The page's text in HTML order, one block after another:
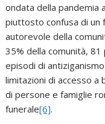
ondata della pandemia
piuttosto confusa di un
autorevole della
35% della comunità,
episodi di antiziganismo:
limitazioni di accesso a
di persone e famiglie
funerale[6].